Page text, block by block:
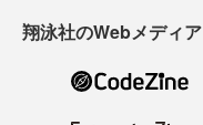
翔泳社のWebメディア